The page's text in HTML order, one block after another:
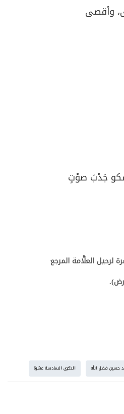
وأقصى
جَدْبَ صوْتٍ
لرحيل العلَّامة المرجع
حسين فضل الله الذكرى السادسة عشرة